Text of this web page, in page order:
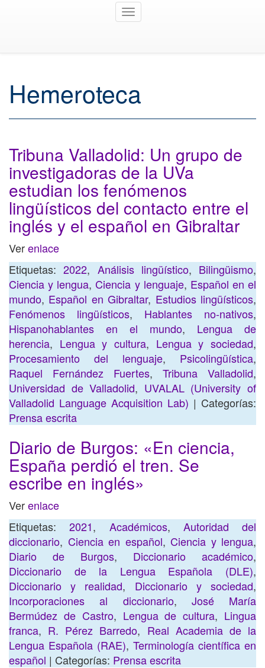
Toggle
Hemeroteca
Tribuna Valladolid: Un grupo de
investigadoras de la UVa
estudian los fenómenos
lingüísticos del contacto entre el
inglés y el español en Gibraltar
Verenlace
Etiquetas:2022, Análisis lingüístico, Bilingüismo,
Ciencia y lengua,Ciencia y lenguaje, Español en el
mundo, Español en Gibraltar, Estudios lingüísticos,
Fenómenos lingüísticos, Hablantes no-nativos,
Hispanohablantes en el mundo, Lengua de
herencia, Lengua y cultura, Lengua y sociedad,
Procesamiento del lenguaje, Psicolingüística,
Raquel Fernández Fuertes, Tribuna Valladolid,
Universidad de Valladolid, UVALAL (University of
Valladolid Language Acquisition Lab) | Categorías:
Prensa escrita
Diario de Burgos: «En ciencia,
España perdió el tren. Se
escribe en inglés»
Verenlace
Etiquetas:2021, Académicos, Autoridad del
diccionario, Ciencia en español, Ciencia y lengua,
Diario de Burgos, Diccionario académico,
Diccionario de la Lengua Española (DLE),
Diccionario y realidad, Diccionario y sociedad,
Incorporaciones al diccionario, José María
Bermúdez de Castro, Lengua de cultura, Lingua
franca, R. Pérez Barredo, Real Academia de la
Lengua Española (RAE), Terminología científica en
español | Categorías: Prensa escrita